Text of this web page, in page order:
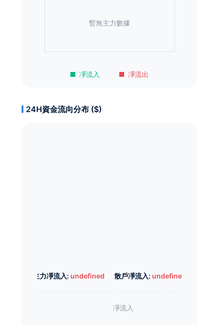
凈流入 凈流出
暫無主力數據
24H資金流向分布 ($)
主力凈流入: undefined 散戶凈流入: undefined